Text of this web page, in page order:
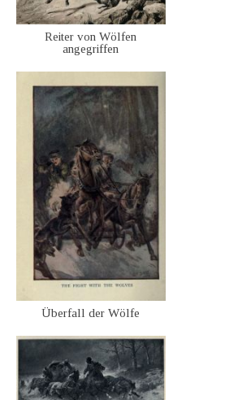
Reiter von Wölfen
angegriffen
Überfall der Wölfe